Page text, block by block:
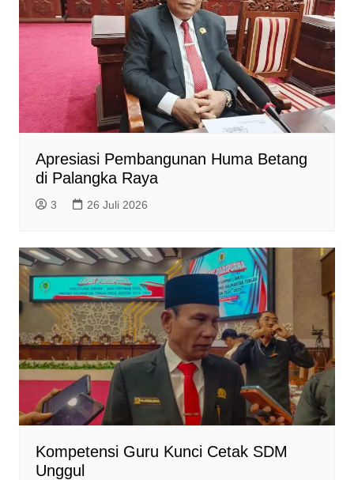
Apresiasi Pembangunan Huma Betang
di Palangka Raya
3 26 Juli 2026
Kompetensi Guru Kunci Cetak SDM
Unggul